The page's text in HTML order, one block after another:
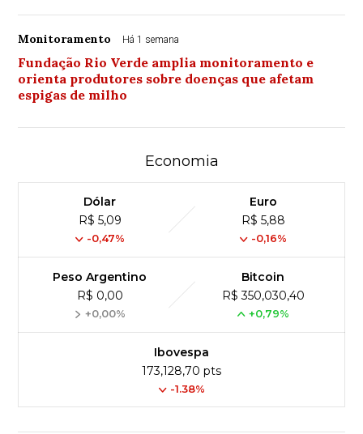
Monitoramento Há 1 semana
Fundação Rio Verde amplia monitoramento e
orienta produtores sobre doenças que afetam
espigas de milho
Economia
Dólar
R$ 5,09
-0,47%
Euro
R$ 5,88
-0,16%
Peso Argentino
R$ 0,00
+0,00%
Bitcoin
R$ 350,030,40
+0,79%
Ibovespa
173,128,70 pts
-1.38%